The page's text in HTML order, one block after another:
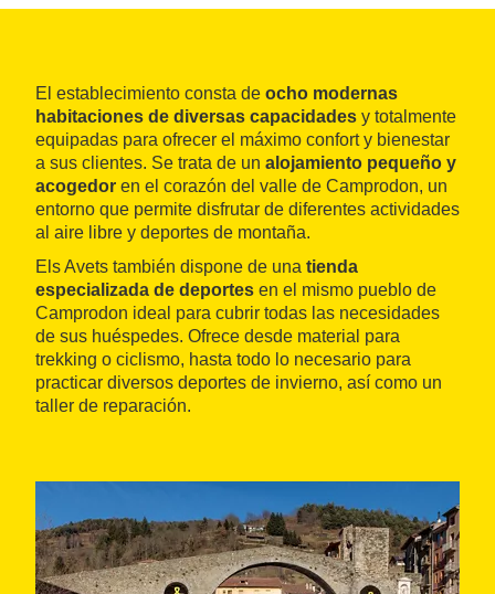
El establecimiento consta de ocho modernas
habitaciones de diversas capacidades y totalmente
equipadas para ofrecer el máximo confort y bienestar
a sus clientes. Se trata de un alojamiento pequeño y
acogedor en el corazón del valle de Camprodon, un
entorno que permite disfrutar de diferentes actividades
al aire libre y deportes de montaña.
Els Avets también dispone de una tienda
especializada de deportes en el mismo pueblo de
Camprodon ideal para cubrir todas las necesidades
de sus huéspedes. Ofrece desde material para
trekking o ciclismo, hasta todo lo necesario para
practicar diversos deportes de invierno, así como un
taller de reparación.